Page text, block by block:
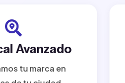
Avanzado
tu marca en